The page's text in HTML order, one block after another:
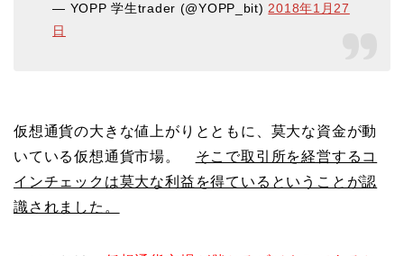
— YOPP 学生trader (@YOPP_bit)2018年1月27
日
仮想通貨の大きな値上がりとともに、莫大な資金が動
いている仮想通貨市場。 そこで取引所を経営するコ
インチェックは莫大な利益を得ているということが認
識されました。